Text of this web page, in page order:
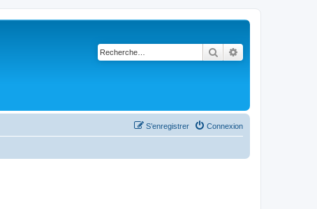
Rechercher
Connexion
S’enregistrer